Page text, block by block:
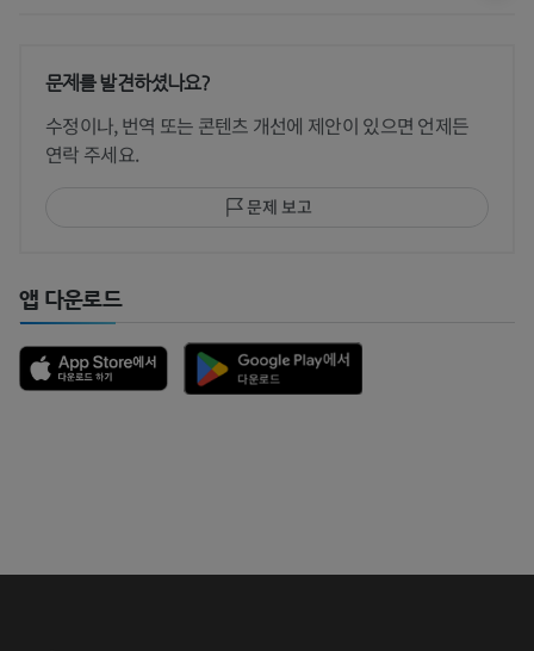
문제를 발견하셨나요?
수정이나, 번역 또는 콘텐츠 개선에 제안이 있으면 언제든
연락 주세요.
문제 보고
앱 다운로드